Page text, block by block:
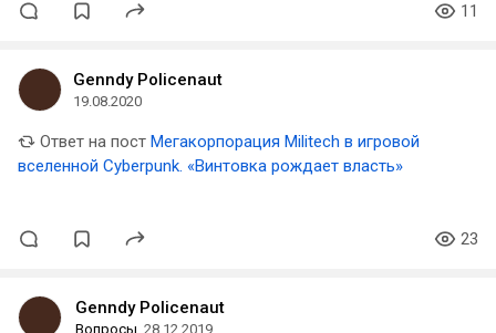
11
Genndy Policenaut
19.08.2020
Ответ на пост Мегакорпорация Militech в игровой
вселенной Cyberpunk. «Винтовка рождает власть»
23
Genndy Policenaut
Вопросы 28.12.2019